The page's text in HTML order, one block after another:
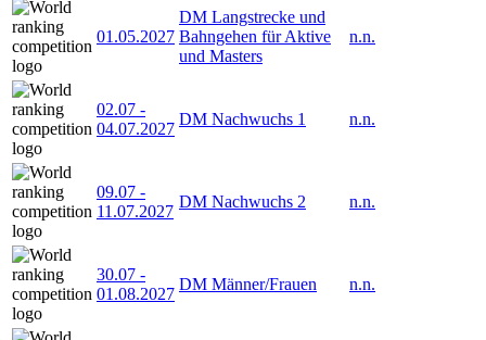
01.05.2027
DM Langstrecke und
Bahngehen für Aktive
und Masters
n.n.
02.07 -
04.07.2027
DM Nachwuchs 1 n.n.
09.07 -
11.07.2027
DM Nachwuchs 2 n.n.
30.07 -
01.08.2027
DM Männer/Frauen n.n.